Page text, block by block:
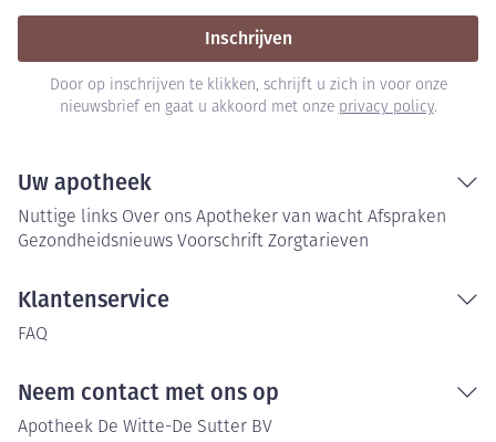
Inschrijven
Door op inschrijven te klikken, schrijft u zich in voor onze
nieuwsbrief en gaat u akkoord met onze privacy policy.
Uw apotheek
Nuttige links Over ons Apotheker van wacht Afspraken
Gezondheidsnieuws Voorschrift Zorgtarieven
Klantenservice
FAQ
Neem contact met ons op
Apotheek De Witte-De Sutter BV